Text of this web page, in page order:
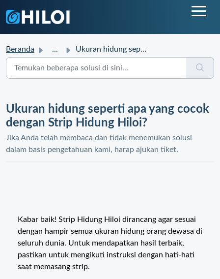
Beranda ... Ukuran hidung seperti apa yang cocok dengan Strip Hidung ...
Ukuran hidung seperti apa yang cocok
dengan Strip Hidung Hiloi?
Jika Anda telah membaca dan tidak menemukan solusi
dalam basis pengetahuan kami, harap ajukan tiket.
Kabar baik! Strip Hidung Hiloi dirancang agar sesuai
dengan hampir semua ukuran hidung orang dewasa di
seluruh dunia. Untuk mendapatkan hasil terbaik,
pastikan untuk mengikuti instruksi dengan hati-hati
saat memasang strip.